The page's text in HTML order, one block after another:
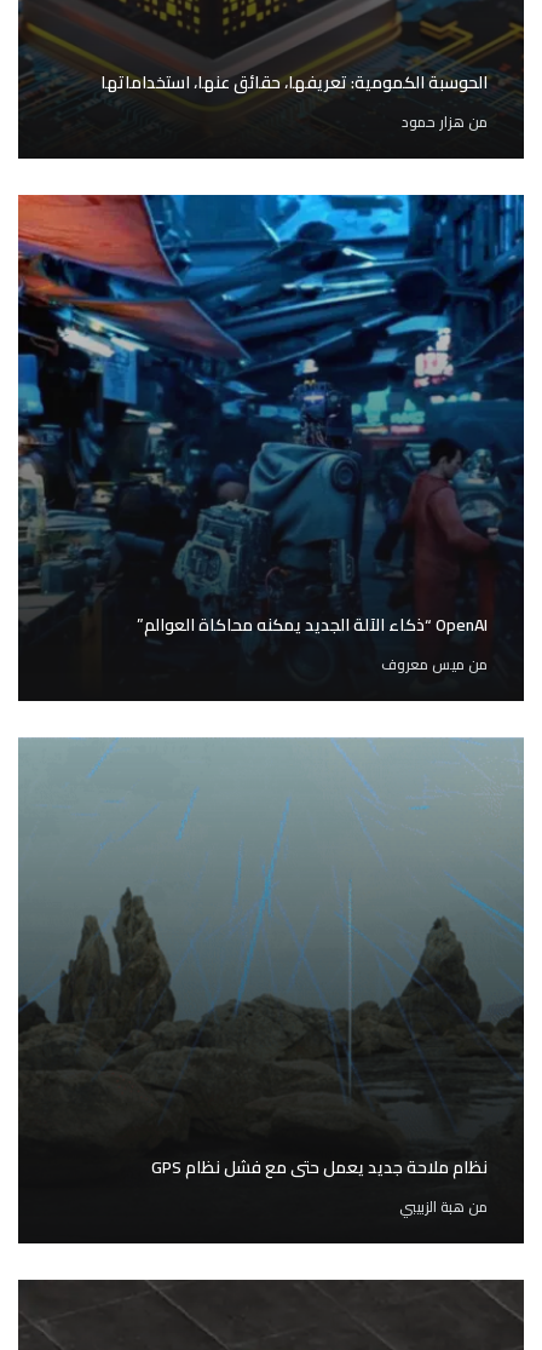
الحوسبة الكمومية: تعريفها، حقائق عنها، استخداماتها
منهزار حمود
OpenAI “ذكاء الآلة الجديد يمكنه محاكاة العوالم”
من ميس معروف
نظام ملاحة جديد يعمل حتى مع فشل نظام GPS
من هبة الزبيبي